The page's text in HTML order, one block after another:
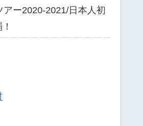
アー2020-2021/日本人初